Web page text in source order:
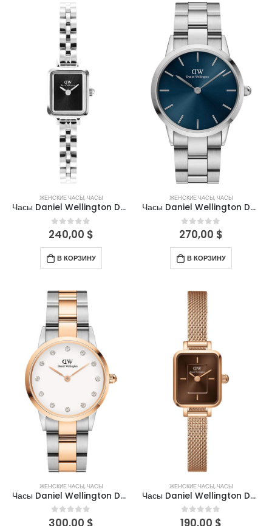
ЖЕНСКИЕ ЧАСЫ,ЧАСЫ
Часы Daniel Wellington DW00100845
0 out of 5
240,00 $
В КОРЗИНУ
ЖЕНСКИЕ ЧАСЫ,ЧАСЫ
Часы Daniel Wellington DW00100458
0out of 5
270,00 $
В КОРЗИНУ
ЖЕНСКИЕ ЧАСЫ,ЧАСЫ
Часы Daniel Wellington DW00100359
0out of 5
300,00 $
ЖЕНСКИЕ ЧАСЫ,ЧАСЫ
Часы Daniel Wellington DW00100649
0out of 5
190,00 $